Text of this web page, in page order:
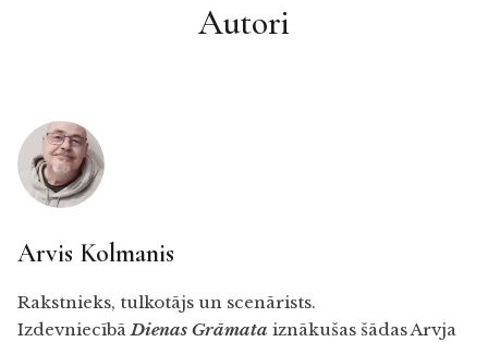
Autori
Arvis Kolmanis
Rakstnieks, tulkotājs un scenārists.
IzdevniecībāDienas Grāmata iznākušas šādas Arvja